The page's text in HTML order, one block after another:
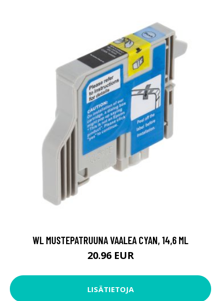
WL MUSTEPATRUUNA VAALEA CYAN, 14,6 ML
20.96 EUR
LISÄTIETOJA